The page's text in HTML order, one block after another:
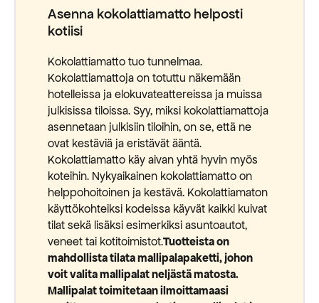
Asenna kokolattiamatto helposti
kotiisi
Kokolattiamatto tuo tunnelmaa.
Kokolattiamattoja on totuttu näkemään
hotelleissa ja elokuvateattereissa ja muissa
julkisissa tiloissa. Syy, miksi kokolattiamattoja
asennetaan julkisiin tiloihin, on se, että ne
ovat kestäviä ja eristävät ääntä.
Kokolattiamatto käy aivan yhtä hyvin myös
koteihin. Nykyaikainen kokolattiamatto on
helppohoitoinen ja kestävä. Kokolattiamaton
käyttökohteiksi kodeissa käyvät kaikki kuivat
tilat sekä lisäksi esimerkiksi asuntoautot,
veneet tai kotitoimistot.Tuotteista on
mahdollista tilata mallipalapaketti, johon
voit valita mallipalat neljästä matosta.
Mallipalat toimitetaan ilmoittamaasi